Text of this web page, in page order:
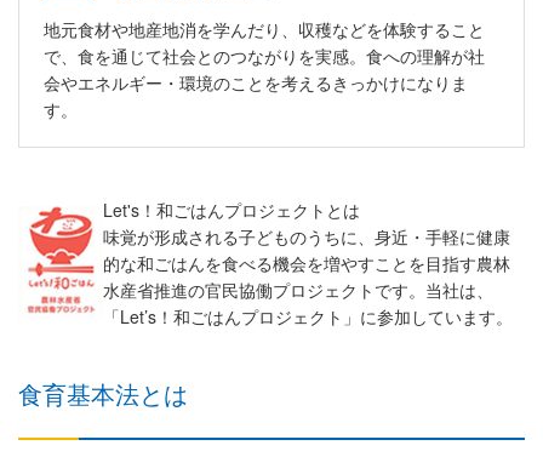
地元食材や地産地消を学んだり、収穫などを体験すること
で、食を通じて社会とのつながりを実感。食への理解が社
会やエネルギー・環境のことを考えるきっかけになりま
す。
Let's！和ごはんプロジェクトとは
味覚が形成される子どものうちに、身近・手軽に健康
的な和ごはんを食べる機会を増やすことを目指す農林
水産省推進の官民協働プロジェクトです。当社は、
「Let’s！和ごはんプロジェクト」に参加しています。
食育基本法とは